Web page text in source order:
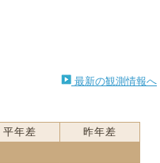
最新の観測情報へ
平年差 昨年差